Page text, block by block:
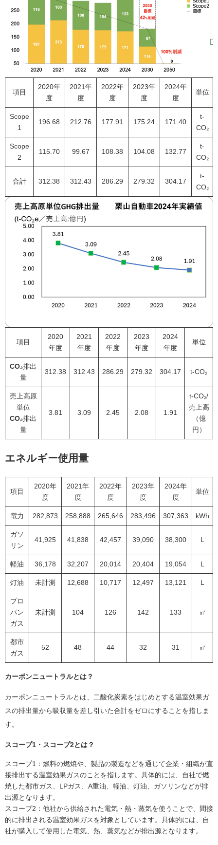
項目
2020年
度
2021年
度
2022年
度
2023年
度
2024年
度
単位
Scope
1
196.68 212.76 177.91 175.24 171.40
t-
CO₂
Scope
2
115.70 99.67 108.38 104.08 132.77
t-
CO₂
合計 312.38 312.43 286.29 279.32 304.17
t-
CO₂
項目
2020
年度
2021
年度
2022
年度
2023
年度
2024
年度
単位
CO₂排出
量
312.38 312.43 286.29 279.32 304.17 t-CO₂
売上高原
単位
CO₂排出
量
3.81 3.09 2.45 2.08 1.91
t-CO₂/
売上高
（億
円）
エネルギー使用量
項目
2020年
度
2021年
度
2022年
度
2023年
度
2024年
度
単位
電力 282,873 258,888 265,646 283,496 307,363 kWh
ガソ
リン
41,925 41,838 42,457 39,090 38,300 L
軽油 36,178 32,207 20,014 20,404 19,054 L
灯油 未計測 12,688 10,717 12,497 13,121 L
プロ
パン
ガス
未計測 104 126 142 133 ㎥
都市
ガス
52 48 44 32 31 ㎥
カーボンニュートラルとは？
カーボンニュートラルとは、二酸化炭素をはじめとする温室効果ガ
スの排出量から吸収量を差し引いた合計をゼロにすることを指しま
す。
スコープ1・スコープ2とは？
スコープ1：燃料の燃焼や、製品の製造などを通じて企業・組織が直
接排出する温室効果ガスのことを指します。具体的には、自社で燃
焼した都市ガス、LPガス、A重油、軽油、灯油、ガソリンなどが排
出源となります。
スコープ2：他社から供給された電気・熱・蒸気を使うことで、間接
的に排出される温室効果ガスを対象としています。具体的には、自
社が購入して使用した電気、熱、蒸気などが排出源となります。